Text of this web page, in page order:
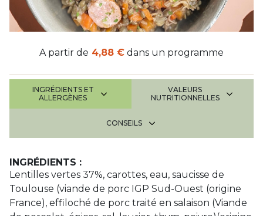
A partir de 4,88 € dans un programme
INGRÉDIENTS ET
ALLERGÈNES
VALEURS
NUTRITIONNELLES
CONSEILS
INGRÉDIENTS :
Lentilles vertes 37%, carottes, eau, saucisse de
Toulouse (viande de porc IGP Sud-Ouest (origine
France), effiloché de porc traité en salaison (Viande